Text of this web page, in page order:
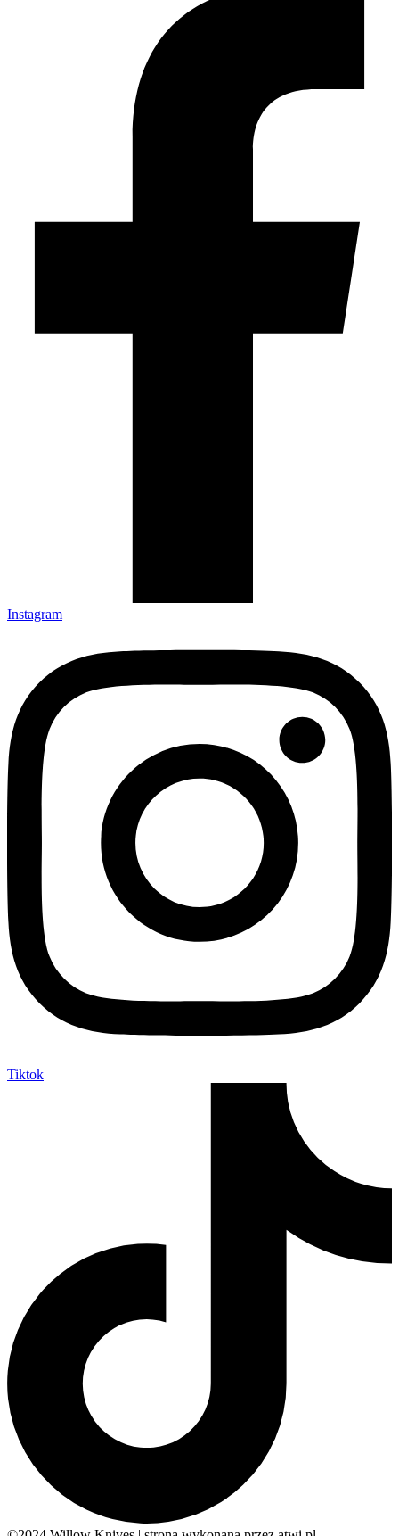
Instagram
Tiktok